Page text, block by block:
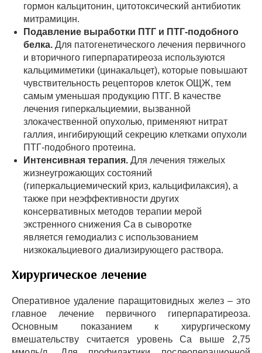
гормон кальцитонин, цитотоксический антибиотик
митрамицин.
Подавление выработки ПТГ и ПТГ-подобного
белка. Для патогенетического лечения первичного
и вторичного гиперпаратиреоза используются
кальцимиметики (цинакальцет), которые повышают
чувствительность рецепторов клеток ОЩЖ, тем
самым уменьшая продукцию ПТГ. В качестве
лечения гиперкальциемии, вызванной
злокачественной опухолью, применяют нитрат
галлия, ингибирующий секрецию клетками опухоли
ПТГ-подобного протеина.
Интенсивная терапия. Для лечения тяжелых
жизнеугрожающих состояний
(гиперкальциемический криз, кальцифилаксия), а
также при неэффективности других
консервативных методов терапии мерой
экстренного снижения Ca в сыворотке
является гемодиализ с использованием
низкокальциевого диализирующего раствора.
Хирургическое лечение
Оперативное удаление паращитовидных желез – это
главное лечение первичного гиперпаратиреоза.
Основным показанием к хирургическому
вмешательству считается уровень Ca выше 2,75